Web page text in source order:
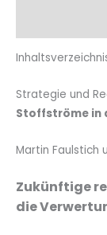
Strategie und
Stoffströme in
Martin Faulstich
Zukünftige
die